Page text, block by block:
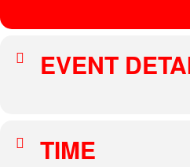
EVENT
TIME